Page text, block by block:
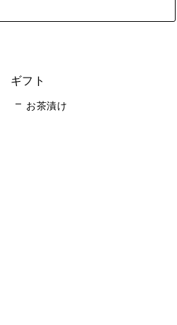
ギフト
お茶漬け